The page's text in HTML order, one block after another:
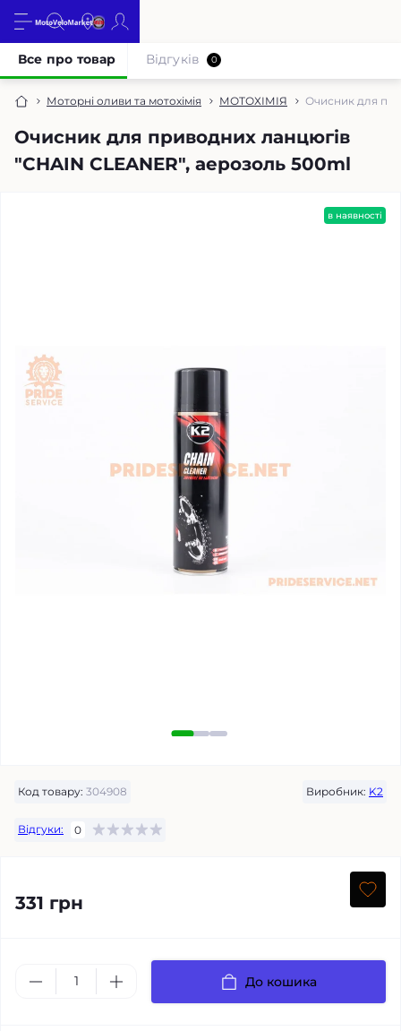
Моторні оливи та мотохімія МОТОХІМІЯ Очисник для
Очисник для приводних ланцюгів
"CHAIN CLEANER", аерозоль 500ml
Все про товар Відгуків 0
в наявності
Код товару: 304908 Виробник: K2
Відгуки: 0
331 грн
До кошика